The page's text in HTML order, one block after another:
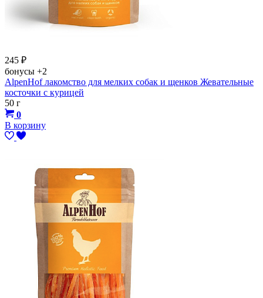
245 ₽
бонусы +2
AlpenHof лакомство для мелких собак и щенков Жевательные
косточки с курицей
50 г
0
В корзину